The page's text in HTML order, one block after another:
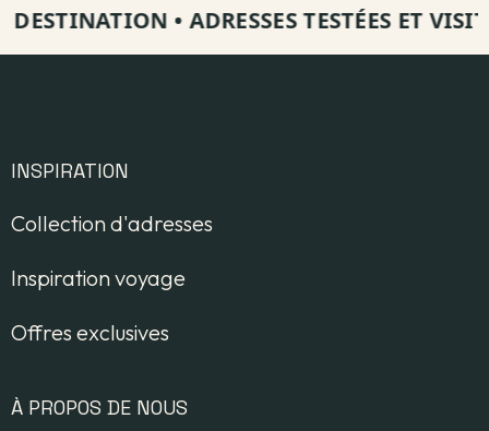
DESTINATION • ADRESSES TESTÉES ET
INSPIRATION
Collection d'adresses
Inspiration voyage
Offres exclusives
À PROPOS DE NOUS